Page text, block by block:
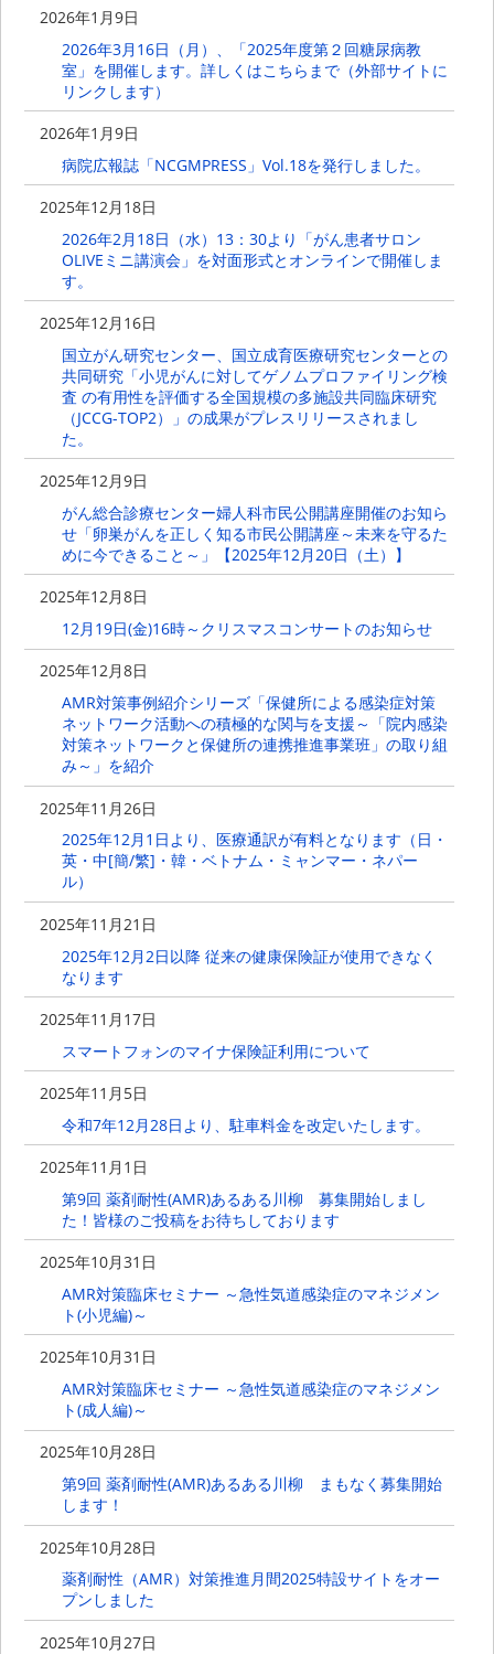
2026年1月9日
2026年3月16日（月）、「2025年度第２回糖尿病教
室」を開催します。詳しくはこちらまで（外部サイトに
リンクします）
2026年1月9日
病院広報誌「NCGMPRESS」Vol.18を発行しました。
2025年12月18日
2026年2月18日（水）13：30より「がん患者サロン
OLIVEミニ講演会」を対面形式とオンラインで開催しま
す。
2025年12月16日
国立がん研究センター、国立成育医療研究センターとの
共同研究「小児がんに対してゲノムプロファイリング検
査 の有用性を評価する全国規模の多施設共同臨床研究
（JCCG-TOP2）」の成果がプレスリリースされまし
た。
2025年12月9日
がん総合診療センター婦人科市民公開講座開催のお知ら
せ「卵巣がんを正しく知る市民公開講座～未来を守るた
めに今できること～」【2025年12月20日（土）】
2025年12月8日
12月19日(金)16時～クリスマスコンサートのお知らせ
2025年12月8日
AMR対策事例紹介シリーズ「保健所による感染症対策
ネットワーク活動への積極的な関与を支援～「院内感染
対策ネットワークと保健所の連携推進事業班」の取り組
み～」を紹介
2025年11月26日
2025年12月1日より、医療通訳が有料となります（日・
英・中[簡/繁]・韓・ベトナム・ミャンマー・ネパー
ル）
2025年11月21日
2025年12月2日以降 従来の健康保険証が使用できなく
なります
2025年11月17日
スマートフォンのマイナ保険証利用について
2025年11月5日
令和7年12月28日より、駐車料金を改定いたします。
2025年11月1日
第9回 薬剤耐性(AMR)あるある川柳 募集開始しまし
た！皆様のご投稿をお待ちしております
2025年10月31日
AMR対策臨床セミナー ～急性気道感染症のマネジメン
ト(小児編)～
2025年10月31日
AMR対策臨床セミナー ～急性気道感染症のマネジメン
ト(成人編)～
2025年10月28日
第9回 薬剤耐性(AMR)あるある川柳 まもなく募集開始
します！
2025年10月28日
薬剤耐性（AMR）対策推進月間2025特設サイトをオー
プンしました
2025年10月27日